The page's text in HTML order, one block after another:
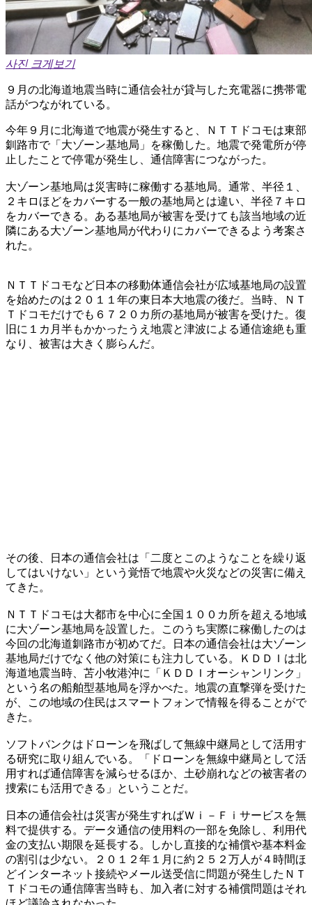
사진 크게보기
９月の北海道地震当時に通信会社が貸与した充電器に携帯電
話がつながれている。
今年９月に北海道で地震が発生すると、ＮＴＴドコモは東部
釧路市で「大ゾーン基地局」を稼働した。地震で発電所が停
止したことで停電が発生し、通信障害につながった。
大ゾーン基地局は災害時に稼働する基地局。通常、半径１、
２キロほどをカバーする一般の基地局とは違い、半径７キロ
をカバーできる。ある基地局が被害を受けても該当地域の近
隣にある大ゾーン基地局が代わりにカバーできるよう考案さ
れた。
ＮＴＴドコモなど日本の移動体通信会社が広域基地局の設置
を始めたのは２０１１年の東日本大地震の後だ。当時、ＮＴ
Ｔドコモだけでも６７２０カ所の基地局が被害を受けた。復
旧に１カ月半もかかったうえ地震と津波による通信途絶も重
なり、被害は大きく膨らんだ。
その後、日本の通信会社は「二度とこのようなことを繰り返
してはいけない」という覚悟で地震や火災などの災害に備え
てきた。
ＮＴＴドコモは大都市を中心に全国１００カ所を超える地域
に大ゾーン基地局を設置した。このうち実際に稼働したのは
今回の北海道釧路市が初めてだ。日本の通信会社は大ゾーン
基地局だけでなく他の対策にも注力している。ＫＤＤＩは北
海道地震当時、苫小牧港沖に「ＫＤＤＩオーシャンリンク」
という名の船舶型基地局を浮かべた。地震の直撃弾を受けた
が、この地域の住民はスマートフォンで情報を得ることがで
きた。
ソフトバンクはドローンを飛ばして無線中継局として活用す
る研究に取り組んでいる。「ドローンを無線中継局として活
用すれば通信障害を減らせるほか、土砂崩れなどの被害者の
捜索にも活用できる」ということだ。
日本の通信会社は災害が発生すればＷｉ－Ｆｉサービスを無
料で提供する。データ通信の使用料の一部を免除し、利用代
金の支払い期限を延長する。しかし直接的な補償や基本料金
の割引は少ない。２０１２年１月に約２５２万人が４時間ほ
どインターネット接続やメール送受信に問題が発生したＮＴ
Ｔドコモの通信障害当時も、加入者に対する補償問題はそれ